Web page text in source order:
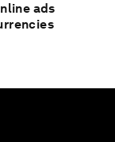
ads